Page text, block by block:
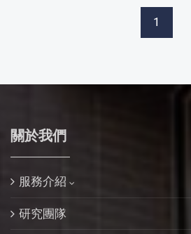
1
關於我們
服務介紹
研究團隊